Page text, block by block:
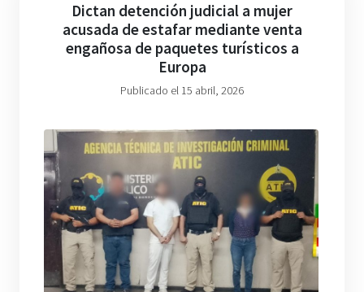
Dictan detención judicial a mujer
acusada de estafar mediante venta
engañosa de paquetes turísticos a
Europa
Publicado el 15 abril, 2026